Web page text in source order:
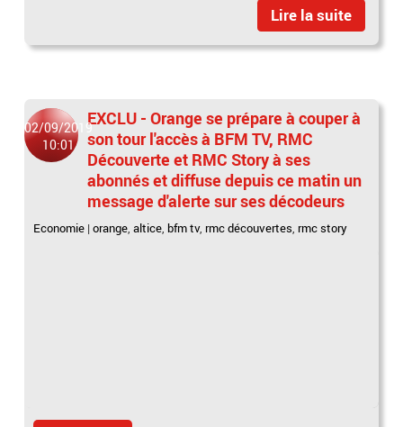
Lire la suite
02/09/2019
10:01
EXCLU - Orange se prépare à couper à
son tour l'accès à BFM TV, RMC
Découverte et RMC Story à ses
abonnés et diffuse depuis ce matin un
message d'alerte sur ses décodeurs
Economie |orange,altice, bfm tv, rmc découvertes, rmc story